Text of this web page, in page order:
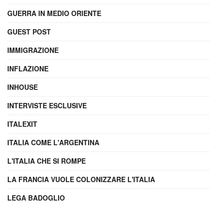
GUERRA IN MEDIO ORIENTE
GUEST POST
IMMIGRAZIONE
INFLAZIONE
INHOUSE
INTERVISTE ESCLUSIVE
ITALEXIT
ITALIA COME L'ARGENTINA
L'ITALIA CHE SI ROMPE
LA FRANCIA VUOLE COLONIZZARE L'ITALIA
LEGA BADOGLIO